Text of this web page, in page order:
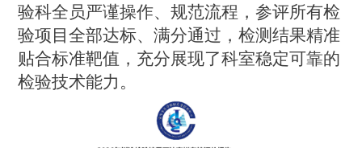
验科全员严谨操作、规范流程，参评所有检
验项目全部达标、满分通过，检测结果精准
贴合标准靶值，充分展现了科室稳定可靠的
检验技术能力。